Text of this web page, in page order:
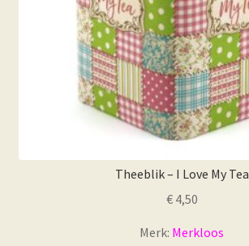
Theeblik – I Love My Tea
€4,50
Merk: Merkloos